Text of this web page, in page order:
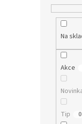
Na
Akce
Tip 0